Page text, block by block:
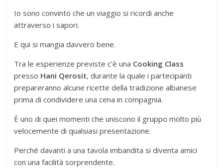
Io sono convinto che un viaggio si ricordi anche
attraverso i sapori.
E qui si mangia davvero bene.
Tra le esperienze previste c’è una Cooking Class
presso Hani Qerosit, durante la quale i partecipanti
prepareranno alcune ricette della tradizione albanese
prima di condividere una cena in compagnia.
È uno di quei momenti che uniscono il gruppo molto più
velocemente di qualsiasi presentazione.
Perché davanti a una tavola imbandita si diventa amici
con una facilità sorprendente.